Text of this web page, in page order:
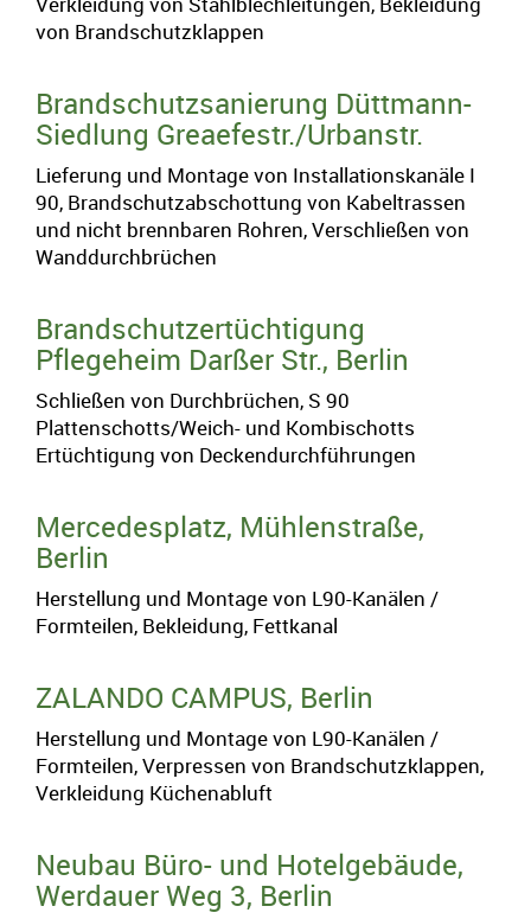
von Brandschutzklappen
Brandschutzsanierung Düttmann-
Siedlung Greaefestr./Urbanstr.
Lieferung und Montage von Installationskanäle I
90, Brandschutzabschottung von Kabeltrassen
und nicht brennbaren Rohren, Verschließen von
Wanddurchbrüchen
Brandschutzertüchtigung
Pflegeheim Darßer Str., Berlin
Schließen von Durchbrüchen, S 90
Plattenschotts/Weich- und Kombischotts
Ertüchtigung von Deckendurchführungen
Mercedesplatz, Mühlenstraße,
Berlin
Herstellung und Montage von L90-Kanälen /
Formteilen, Bekleidung, Fettkanal
ZALANDO CAMPUS, Berlin
Herstellung und Montage von L90-Kanälen /
Formteilen, Verpressen von Brandschutzklappen,
Verkleidung Küchenabluft
Neubau Büro- und Hotelgebäude,
Werdauer Weg 3, Berlin